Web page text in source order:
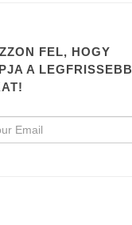
FEL, HOGY
A LEGFRISSEBB